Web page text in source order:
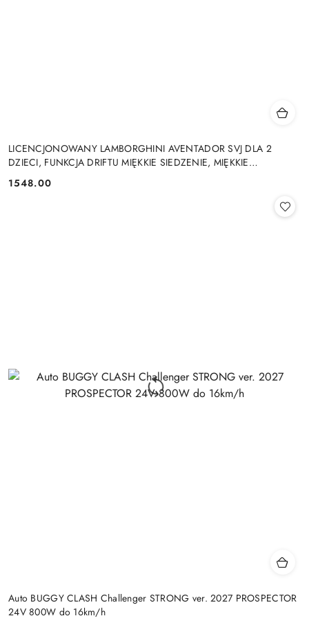
LICENCJONOWANY LAMBORGHINI AVENTADOR SVJ DLA 2
DZIECI, FUNKCJA DRIFTU MIĘKKIE SIEDZENIE, MIĘKKIE
Cena:
1548.00
Auto BUGGY CLASH Challenger STRONG ver. 2027 PROSPECTOR
24V 800W do 16km/h